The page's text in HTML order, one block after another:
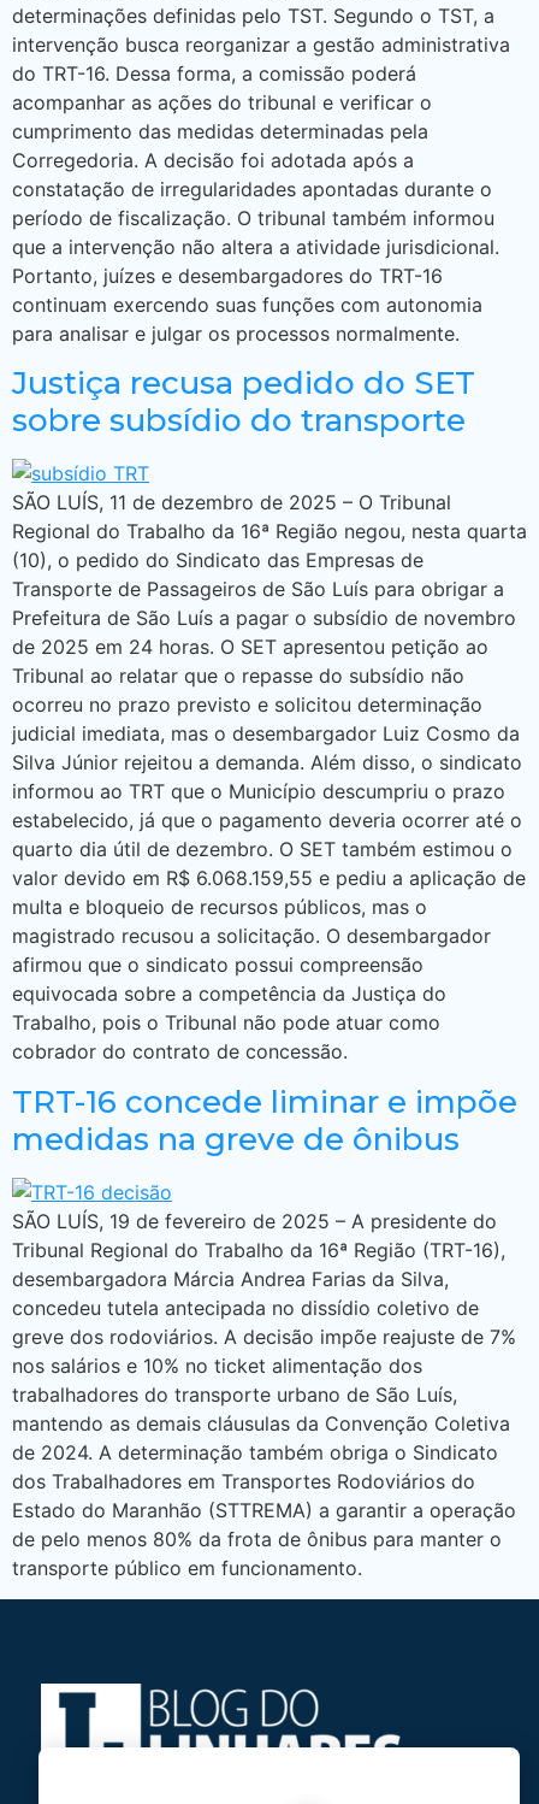
determinações definidas pelo TST. Segundo o TST, a
intervenção busca reorganizar a gestão administrativa
do TRT-16. Dessa forma, a comissão poderá
acompanhar as ações do tribunal e verificar o
cumprimento das medidas determinadas pela
Corregedoria. A decisão foi adotada após a
constatação de irregularidades apontadas durante o
período de fiscalização. O tribunal também informou
que a intervenção não altera a atividade jurisdicional.
Portanto, juízes e desembargadores do TRT-16
continuam exercendo suas funções com autonomia
para analisar e julgar os processos normalmente.
Justiça recusa pedido do SET
sobre subsídio do transporte
SÃO LUÍS, 11 de dezembro de 2025 – O Tribunal
Regional do Trabalho da 16ª Região negou, nesta quarta
(10), o pedido do Sindicato das Empresas de
Transporte de Passageiros de São Luís para obrigar a
Prefeitura de São Luís a pagar o subsídio de novembro
de 2025 em 24 horas. O SET apresentou petição ao
Tribunal ao relatar que o repasse do subsídio não
ocorreu no prazo previsto e solicitou determinação
judicial imediata, mas o desembargador Luiz Cosmo da
Silva Júnior rejeitou a demanda. Além disso, o sindicato
informou ao TRT que o Município descumpriu o prazo
estabelecido, já que o pagamento deveria ocorrer até o
quarto dia útil de dezembro. O SET também estimou o
valor devido em R$ 6.068.159,55 e pediu a aplicação de
multa e bloqueio de recursos públicos, mas o
magistrado recusou a solicitação. O desembargador
afirmou que o sindicato possui compreensão
equivocada sobre a competência da Justiça do
Trabalho, pois o Tribunal não pode atuar como
cobrador do contrato de concessão.
TRT-16 concede liminar e impõe
medidas na greve de ônibus
SÃO LUÍS, 19 de fevereiro de 2025 – A presidente do
Tribunal Regional do Trabalho da 16ª Região (TRT-16),
desembargadora Márcia Andrea Farias da Silva,
concedeu tutela antecipada no dissídio coletivo de
greve dos rodoviários. A decisão impõe reajuste de 7%
nos salários e 10% no ticket alimentação dos
trabalhadores do transporte urbano de São Luís,
mantendo as demais cláusulas da Convenção Coletiva
de 2024. A determinação também obriga o Sindicato
dos Trabalhadores em Transportes Rodoviários do
Estado do Maranhão (STTREMA) a garantir a operação
de pelo menos 80% da frota de ônibus para manter o
transporte público em funcionamento.